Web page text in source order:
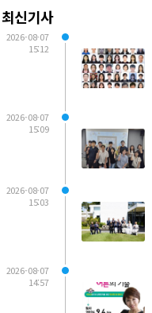
최신기사
2026-08-07
15:12
2026-08-07
15:09
2026-08-07
15:03
2026-08-07
14:57